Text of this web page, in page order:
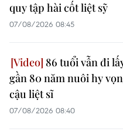
quy tập hài cốt liệt sỹ
07/08/2026 08:45
86 tuổi vẫn đi
gần 80 năm nuôi hy
cậu liệt sĩ
07/08/2026 08:40